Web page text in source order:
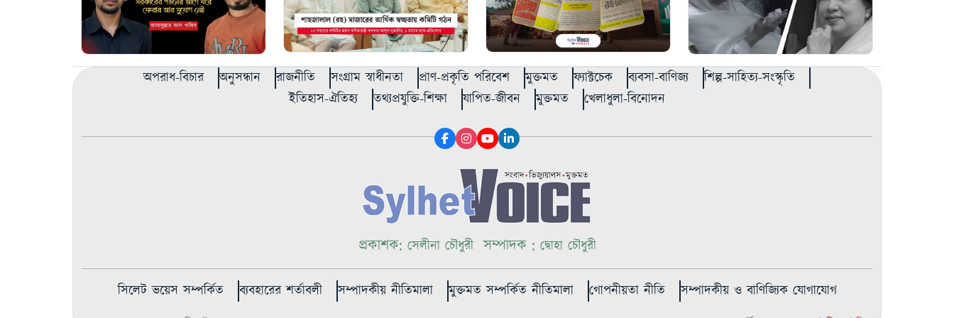
অপরাধ-বিচার অনুসন্ধান রাজনীতি সংগ্রাম স্বাধীনতা প্রাণ-প্রকৃতি পরিবেশ মুক্তমত ফ্যাক্টচেক ব্যবসা-বাণিজ্য
শিল্প-সাহিত্য-সংস্কৃতি
ইতিহাস-ঐতিহ্য
তথ্যপ্রযুক্তি-শিক্ষা যাপিত-জীবন মুক্তমত খেলাধুলা-বিনোদন
প্রকাশক: সেলীনা চৌধুরীসম্পাদক : দ্বোহা চৌধুরী
সিলেট ভয়েস সম্পর্কিত ব্যবহারের শর্তাবলী সম্পাদকীয় নীতিমালা মুক্তমত সম্পর্কিত নীতিমালা গোপনীয়তা নীতি সম্পাদকীয় ও বাণিজ্যিক যোগাযোগ